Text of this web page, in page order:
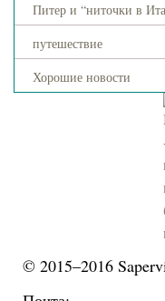
Питер и “ниточки в
путешествие
Хорошие новости
© 2015–2016